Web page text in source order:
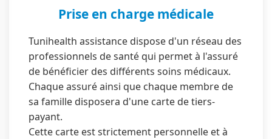
Prise en charge médicale
Tunihealth assistance dispose d'un réseau des
professionnels de santé qui permet à l'assuré
de bénéficier des différents soins médicaux.
Chaque assuré ainsi que chaque membre de
sa famille disposera d'une carte de tiers-
payant.
Cette carte est strictement personnelle et à